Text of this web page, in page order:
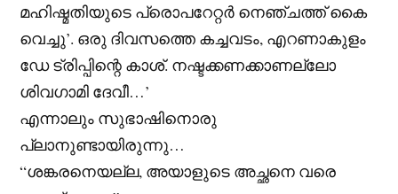
മഹിഷ്മതിയുടെ പ്രൊപറേറ്റർ നെഞ്ചത്ത് കൈ
വെച്ചു’. ഒരു ദിവസത്തെ കച്ചവടം, എറണാകുളം
ഡേ ട്രിപ്പിന്റെ കാശ്. നഷ്ടക്കണക്കാണല്ലോ
ശിവഗാമി ദേവീ…’
എന്നാലും സുഭാഷിനൊരു
പ്ലാനുണ്ടായിരുന്നു…
“ശങ്കരനെയല്ല, അയാളുടെ അച്ഛനെ വരെ